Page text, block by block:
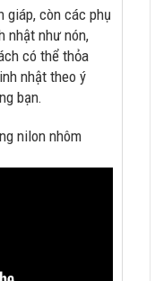
giáp, còn các phụ
nhật như nón,
có thể thỏa
nhật theo ý
bạn.
nilon nhôm